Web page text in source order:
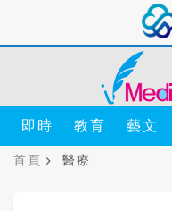
即時 教育 藝文
首頁 醫療